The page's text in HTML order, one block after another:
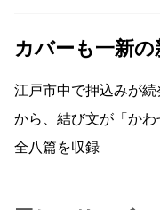
カバーも一新の
江戸市中で押込みが
から、結び文が「かわ
全八篇を収録